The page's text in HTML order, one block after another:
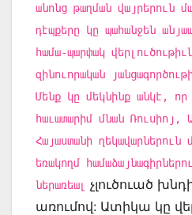
անոնց թաղման վայրերուն
դէպքերը կը պահանջեն
համա-պարփակ
զինուորական
Մենք կը մեկնինք անկէ, որ
հաւատարիմ մնան Ռուսիոյ,
Հայաստանի ղեկավարներուն
եռակողմ
ներառեալ
չլուծուած
առումով: Ատիկա կը